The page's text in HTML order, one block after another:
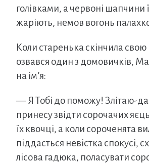
голівками, а червоні шапчини
жаріють, немов вогонь
Коли старенька скінчила свою
озвався один з домовичків,
на ім’я:
— Я Тобі до поможу! Злітаю-
принесу звідти сорочачих
їх квочці, а коли сороченята
піддасться невістка спокусі,
лісова гадюка, поласувати